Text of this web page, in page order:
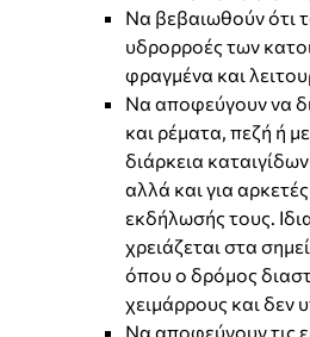
Να βεβαιωθούν ότι
υδρορροές των
φραγμένα και
Να αποφεύγουν να
και ρέματα, πεζή ή
διάρκεια
αλλά και για
εκδήλωσής τους.
χρειάζεται στα
όπου ο δρόμος
χειμάρρους και δεν
Να αποφεύγουν τις